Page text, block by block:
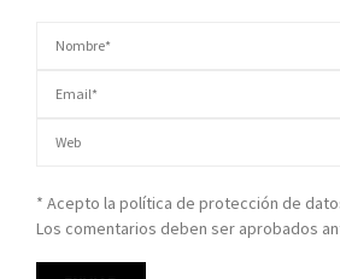
* Acepto la política de protección de
Los comentarios deben ser aprobados